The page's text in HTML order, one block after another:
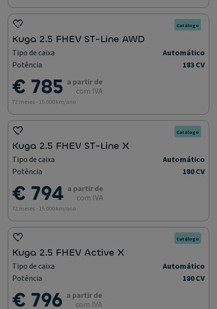
Catálogo
Kuga 2.5 FHEV ST-Line AWD
Tipo de caixa
Automático
Potência
183 CV
€ 785 a partir de
com IVA
72 meses - 15.000 km/ano
Catálogo
Kuga 2.5 FHEV ST-Line X
Tipo de caixa
Automático
Potência
180 CV
€ 794 a partir de
com IVA
72 meses - 15.000 km/ano
Catálogo
Kuga 2.5 FHEV Active X
Tipo de caixa
Automático
Potência
180 CV
€ 796 a partir de
com IVA